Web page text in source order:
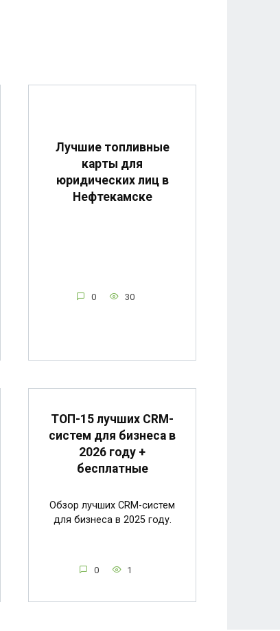
Лучшие топливные
карты для
юридических лиц в
Нефтекамске
0 30
ТОП-15 лучших CRM-
систем для бизнеса в
2026 году +
бесплатные
Обзор лучших CRM-систем
для бизнеса в 2025 году.
0 1